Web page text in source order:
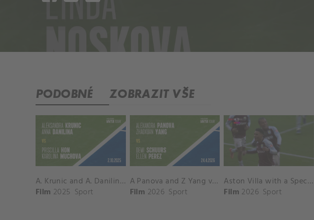
PODOBNÉ ZOBRAZIT VŠE
A. Krunic and A. Danilina vs. P. Hon and K. Muchova Match Highlights - BEIJING_Capital Group Diamond ( October 02, 2025)
Film 2025 Sport
A Panova and Z Yang vs D Schuurs and E Perez Match Highlights - MADRID_Court 8 ( April 24, 2026)
Film 2026 Sport
Aston Villa with a Spectacular Goal vs. Nottingham Forest
Film 2026 Sport